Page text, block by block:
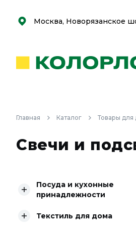
Ск
Скоро
Москва, Новорязанское
Главная Каталог Товары для
Свечи и
Посуда и кухонные
принадлежности
Текстиль для дома